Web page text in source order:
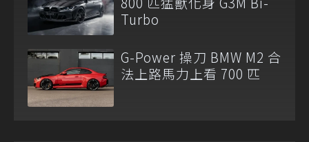
Turbo
G-Power 操刀 BMW M2 合
法上路馬力上看 700 匹